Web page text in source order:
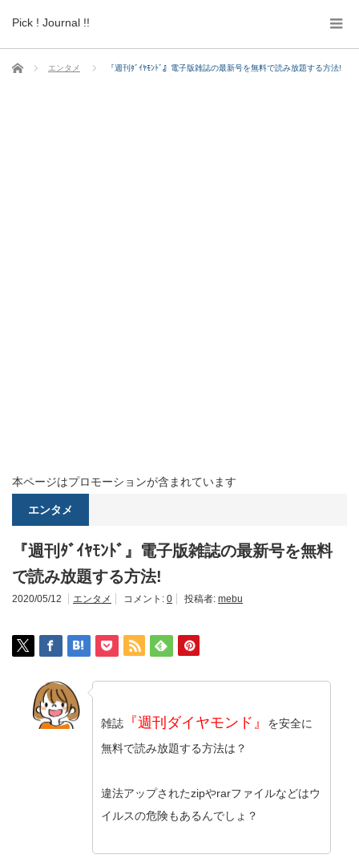
Pick ! Journal !!
ホーム エンタメ 『週刊ﾀﾞｲﾔﾓﾝﾄﾞ』電子版雑誌の最新号を無料で読み放題する方法!
本ページはプロモーションが含まれています
エンタメ
『週刊ﾀﾞｲﾔﾓﾝﾄﾞ』電子版雑誌の最新号を無料
で読み放題する方法!
2020/05/12 エンタメ コメント: 0 投稿者: mebu
雑誌 『週刊ダイヤモンド』
を安全に
無料で読み放題する方法は？
違法アップされたzipやrarファイルなどはウ
イルスの危険もあるんでしょ？